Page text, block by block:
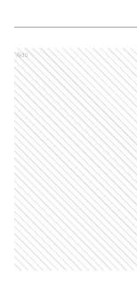
Ads